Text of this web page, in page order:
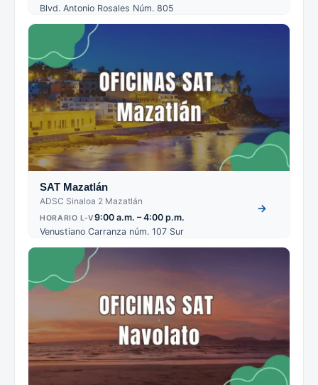
Blvd. Antonio Rosales Núm. 805
SAT Mazatlán
ADSC Sinaloa 2 Mazatlán
HORARIO L-V9:00 a.m. – 4:00 p.m.
Venustiano Carranza núm. 107 Sur
→